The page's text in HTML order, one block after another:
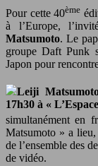
Pour cette 40ème
à l’Europe,
Matsumoto. Le
groupe Daft Punk
Japon pour
Leiji
17h30 à «
simultanément en
Matsumoto » a
de l’ensemble des
de vidéo.